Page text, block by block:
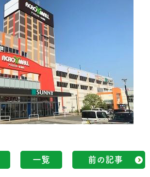
一覧 前の記事